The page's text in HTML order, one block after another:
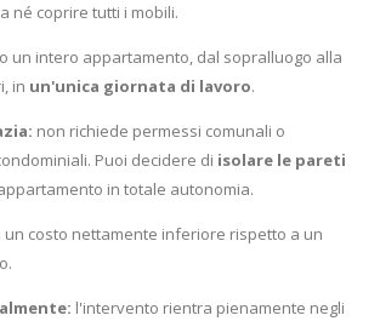
né coprire tutti i mobili.
un intero appartamento, dal sopralluogo alla
in un'unica giornata di lavoro.
non richiede permessi comunali o
Puoi decidere di isolare le pareti
in totale autonomia.
un costo nettamente inferiore rispetto a un
l'intervento rientra pienamente negli